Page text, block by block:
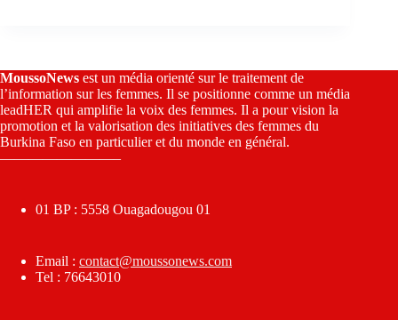
MoussoNews est un média orienté sur le traitement de
l’information sur les femmes. Il se positionne comme un média
leadHER qui amplifie la voix des femmes. Il a pour vision la
promotion et la valorisation des initiatives des femmes du
Burkina Faso en particulier et du monde en général.
————————–
01 BP : 5558 Ouagadougou 01
Email : contact@moussonews.com
Tel : 76643010